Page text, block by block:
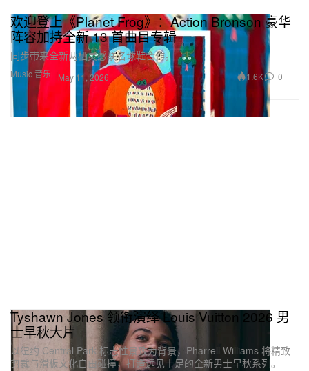
Music 音乐
欢迎登上《Planet Frog》：Action Bronson 豪华
阵容加持全新 13 首曲目专辑
同步带来全新两栖灵感联名球鞋合作。
May 11, 2026 1.6K 0
Tyshawn Jones 领衔演绎 Louis Vuitton 2026 男
士早秋大片
以纽约 Central Park 标志性景致为背景，Pharrell Williams 将精致
剪裁与滑板文化自由碰撞，打造远见十足的全新男士早秋系列。